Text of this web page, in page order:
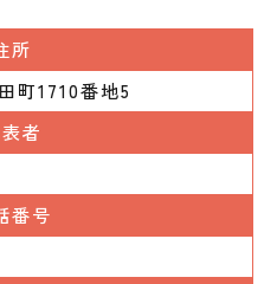
所
町1710番地5
者
番号